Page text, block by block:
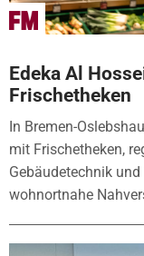
Edeka Al
Frischetheken
In Bremen-
mit Frischetheken,
Gebäudetechnik
wohnortnahe